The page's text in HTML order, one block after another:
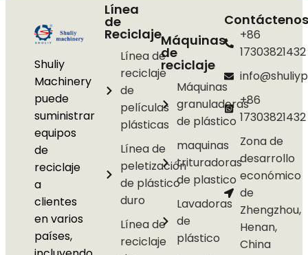
Shuliy
Machinery
puede
suministrar
equipos
de
reciclaje
a
clientes
en varios
países,
Línea
de
Reciclaje
Línea de
reciclaje
de
películas
plásticas
Línea de
peletización
de plástico
duro
Línea de
reciclaje
Máquinas
de
reciclaje
Máquinas
granuladoras
de plástico
maquinas
trituradoras
de plastico
Lavadoras
de
plástico
Contáctenos
+86
17303821432
+86
17303821432
Zona de
desarrollo
económico
de
Zhengzhou,
Henan,
China